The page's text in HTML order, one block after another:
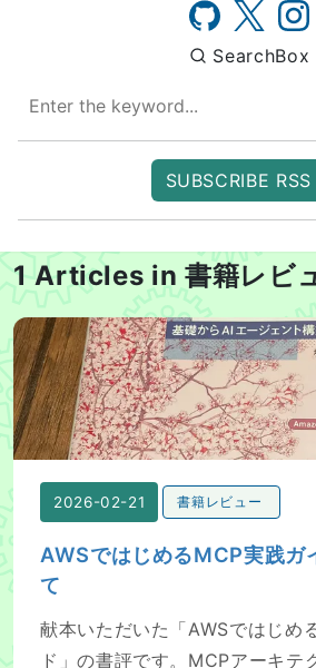
SearchBox
SUBSCRIBE RSS
1 Articles in 書籍レビ
AWSではじめるMCP実践ガイドを
2026-02-21 書籍レビュー
AWSではじめるMCP実践ガ
て
献本いただいた「AWSではじめ
ド」の書評です。MCPアーキテ